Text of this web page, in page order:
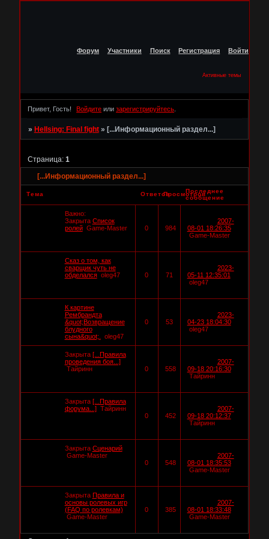
Форум Участники Поиск Регистрация Войти
Активные темы
Привет, Гость! Войдите илизарегистрируйтесь
» Hellsing: Final fight » [...Информационный раздел...]
[...Информационный раздел...]
Страница: 1
Тема ОтветовПросмотров
Последнее
сообщение
Важно:
Закрыта Список
ролей Game-Master 0 984
2007-
08-01 18:26:35
Game-Master
Сказ о том, как
сварщик чуть не
обделался oleg47 0 71
2023-
05-11 12:35:01
oleg47
К картине
Рембрандта
&quot;Возвращение
блудного
сына&quot;.
oleg47
0 53
2023-
04-23 18:04:30
oleg47
Закрыта [...Правила
проведения боя...]
Тайринн
0 558
2007-
09-18 20:16:30
Тайринн
Закрыта [...Правила
форума...] Тайринн
0
452
2007-
09-18 20:12:37
Тайринн
Закрыта Сценарий
Game-Master
0
548
2007-
08-01 18:35:53
Game-Master
Закрыта Правила и
основы ролевых игр
(FAQ по ролевкам)
Game-Master
0 385
2007-
08-01 18:33:48
Game-Master